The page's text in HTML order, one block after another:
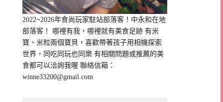
2022~2026年食尚玩家駐站部落客！中永和在地
部落客！ 哪裡有我，哪裡就有美食足跡 有米
寶、米粒兩個寶貝，喜歡帶著孩子用相機探索
世界，同吃同玩也同樂 有相關問題或推薦的美
食都可以洽詢我喔 聯絡信箱：
winne33200@gmail.com